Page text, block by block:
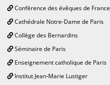
Conférence des évêques de France
Cathédrale Notre-Dame de Paris
Collège des Bernardins
Séminaire de Paris
Enseignement catholique de Paris
Institut Jean-Marie Lustiger